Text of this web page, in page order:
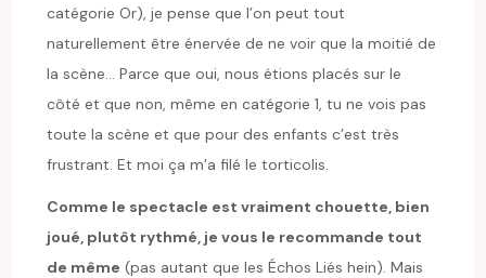
catégorie Or), je pense que l’on peut tout
naturellement être énervée de ne voir que la moitié de
la scène… Parce que oui, nous étions placés sur le
côté et que non, même en catégorie 1, tu ne vois pas
toute la scène et que pour des enfants c’est très
frustrant. Et moi ça m’a filé le torticolis.
Comme le spectacle est vraiment chouette, bien
joué, plutôt rythmé, je vous le recommande tout
de même (pas autant que les Échos Liés hein). Mais